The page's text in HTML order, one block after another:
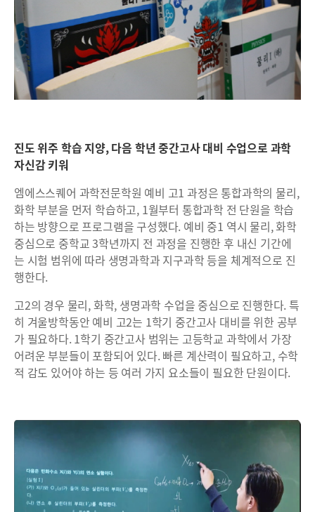
진도 위주 학습 지양, 다음 학년 중간고사 대비 수업으로 과학
자신감 키워
엠에스스퀘어 과학전문학원 예비 고1 과정은 통합과학의 물리,
화학 부분을 먼저 학습하고, 1월부터 통합과학 전 단원을 학습
하는 방향으로 프로그램을 구성했다. 예비 중1 역시 물리, 화학
중심으로 중학교 3학년까지 전 과정을 진행한 후 내신 기간에
는 시험 범위에 따라 생명과학과 지구과학 등을 체계적으로 진
행한다.
고2의 경우 물리, 화학, 생명과학 수업을 중심으로 진행한다. 특
히 겨울방학동안 예비 고2는 1학기 중간고사 대비를 위한 공부
가 필요하다. 1학기 중간고사 범위는 고등학교 과학에서 가장
어려운 부분들이 포함되어 있다. 빠른 계산력이 필요하고, 수학
적 감도 있어야 하는 등 여러 가지 요소들이 필요한 단원이다.